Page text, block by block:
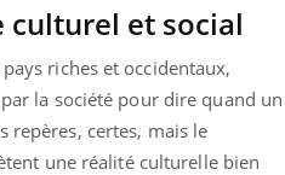
culturel et social
riches et occidentaux,
la société pour dire quand un
repères, certes, mais le
une réalité culturelle bien